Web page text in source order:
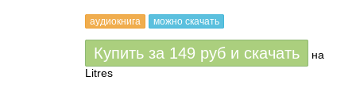
аудиокнига можно скачать
Купить за 149 руб и скачать
на
Litres